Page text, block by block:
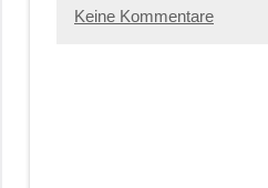
24/11/2022
Tups
Keine Kommentare